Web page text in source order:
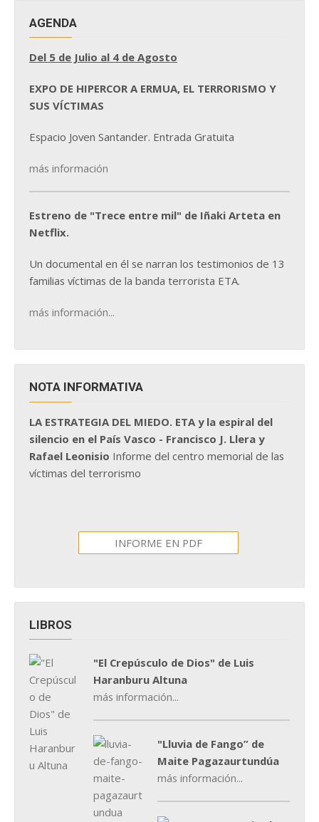
AGENDA
Del 5 de Julio al 4 de Agosto
EXPO DE HIPERCOR A ERMUA, EL TERRORISMO Y
SUS VÍCTIMAS
Espacio Joven Santander. Entrada Gratuita
más información
Estreno de "Trece entre mil" de Iñaki Arteta en
Netflix.
Un documental en él se narran los testimonios de 13
familias víctimas de la banda terrorista ETA.
más información...
NOTA INFORMATIVA
LA ESTRATEGIA DEL MIEDO. ETA y la espiral del
silencio en el País Vasco - Francisco J. Llera y
Rafael Leonisio Informe del centro memorial de las
víctimas del terrorismo
INFORME EN PDF
LIBROS
"El Crepúsculo de Dios" de Luis
Haranburu Altuna
más información...
"Lluvia de Fango” de
Maite Pagazaurtundúa
más información...